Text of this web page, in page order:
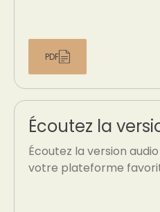
PDF
Écoutez la
Écoutez la version
votre plateforme